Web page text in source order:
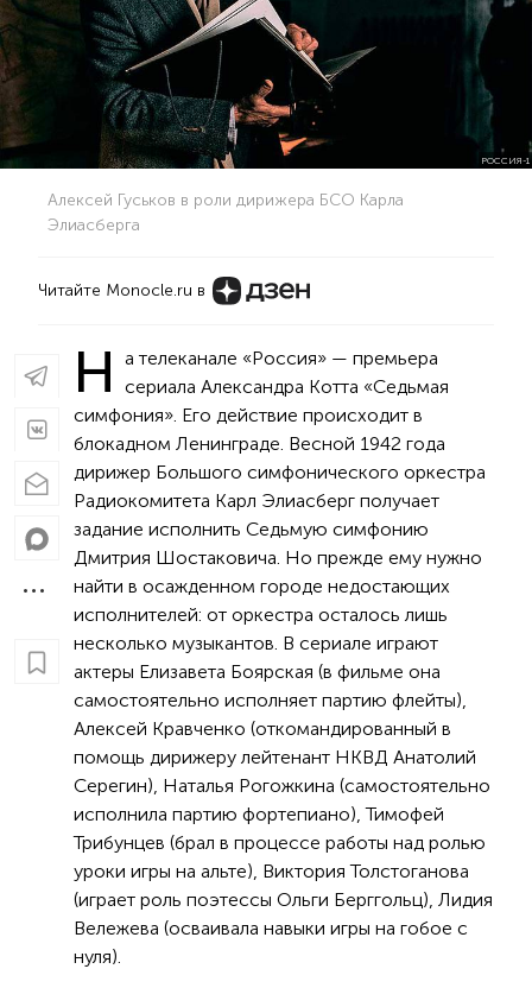
РОССИЯ-1
Алексей Гуськов в роли дирижера БСО Карла
Элиасберга
Читайте Monocle.ru в
Н
а телеканале «Россия» — премьера
сериала Александра Котта «Седьмая
симфония». Его действие происходит в
блокадном Ленинграде. Весной 1942 года
дирижер Большого симфонического оркестра
Радиокомитета Карл Элиасберг получает
задание исполнить Седьмую симфонию
Дмитрия Шостаковича. Но прежде ему нужно
найти в осажденном городе недостающих
исполнителей: от оркестра осталось лишь
несколько музыкантов. В сериале играют
актеры Елизавета Боярская (в фильме она
самостоятельно исполняет партию флейты),
Алексей Кравченко (откомандированный в
помощь дирижеру лейтенант НКВД Анатолий
Серегин), Наталья Рогожкина (самостоятельно
исполнила партию фортепиано), Тимофей
Трибунцев (брал в процессе работы над ролью
уроки игры на альте), Виктория Толстоганова
(играет роль поэтессы Ольги Берггольц), Лидия
Вележева (осваивала навыки игры на гобое с
нуля).